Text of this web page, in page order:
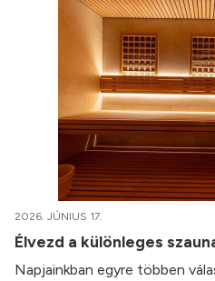
2026. JÚNIUS 17.
Élvezd a különleges
Napjainkban egyre többen